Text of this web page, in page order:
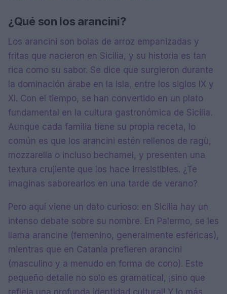
¿Qué son los arancini?
Los arancini son bolas de arroz empanizadas y
fritas que nacieron en Sicilia, y su historia es tan
rica como su sabor. Se dice que surgieron durante
la dominación árabe en la isla, entre los siglos IX y
XI. Con el tiempo, se han convertido en un plato
fundamental en la cultura gastronómica de Sicilia.
Aunque cada familia tiene su propia receta, lo
común es que los arancini estén rellenos de ragù,
mozzarella o incluso bechamel, y presenten una
textura crujiente que los hace irresistibles. ¿Te
imaginas saborearlos en una tarde de verano?
Pero aquí viene un dato curioso: en Sicilia hay un
intenso debate sobre su nombre. En Palermo, se les
llama arancine (femenino, generalmente esféricas),
mientras que en Catania prefieren arancini
(masculino y a menudo en forma de cono). Este
pequeño detalle no solo es gramatical, ¡sino que
refleja una profunda identidad cultural! Y lo más